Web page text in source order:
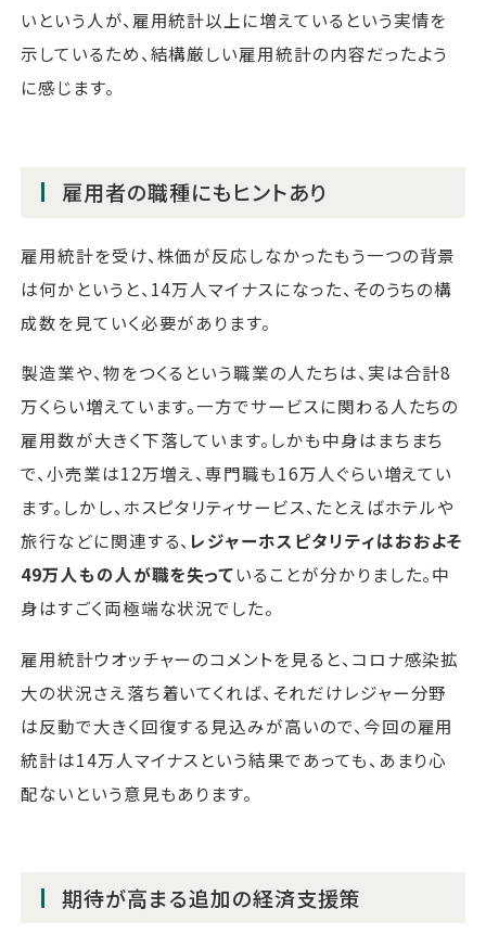
いという人が、雇用統計以上に増えているという実情を
示しているため、結構厳しい雇用統計の内容だったよう
に感じます。
雇用者の職種にもヒントあり
雇用統計を受け、株価が反応しなかったもう一つの背景
は何かというと、14万人マイナスになった、そのうちの構
成数を見ていく必要があります。
製造業や、物をつくるという職業の人たちは、実は合計8
万くらい増えています。一方でサービスに関わる人たちの
雇用数が大きく下落しています。しかも中身はまちまち
で、小売業は12万増え、専門職も16万人ぐらい増えてい
ます。しかし、ホスピタリティサービス、たとえばホテルや
旅行などに関連する、 レジャーホスピタリティはおおよそ
49万人もの人が職を失っていることが分かりました。中
身はすごく両極端な状況でした。
雇用統計ウオッチャーのコメントを見ると、コロナ感染拡
大の状況さえ落ち着いてくれば、それだけレジャー分野
は反動で大きく回復する見込みが高いので、今回の雇用
統計は14万人マイナスという結果であっても、あまり心
配ないという意見もあります。
期待が高まる追加の経済支援策